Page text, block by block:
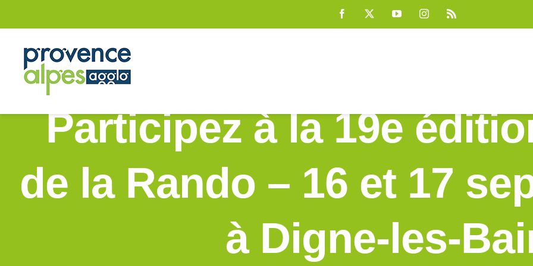
Facebook YouTubeInstagram
Participez à la 19e
de la Rando – 16 et 17
à Digne-les-